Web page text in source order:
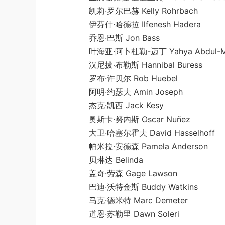
凯莉·罗尔巴赫 Kelly Rohrbach
伊芬什·哈德拉 Ilfenesh Hadera
乔恩·巴斯 Jon Bass
叶海亚·阿卜杜勒-迈丁 Yahya Abdul-
汉尼拔·布勒斯 Hannibal Buress
罗布·许贝尔 Rob Huebel
阿明·约瑟夫 Amin Joseph
杰克·凯西 Jack Kesy
奥斯卡·努内斯 Oscar Nuñez
大卫·哈塞尔霍夫 David Hasselhoff
帕米拉·安德森 Pamela Anderson
贝琳达 Belinda
盖奇·劳森 Gage Lawson
巴迪·沃特金斯 Buddy Watkins
马克·德米特 Marc Demeter
道恩·苏勒里 Dawn Soleri